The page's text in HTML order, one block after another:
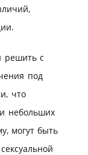
решить с
под
что
небольших
могут быть